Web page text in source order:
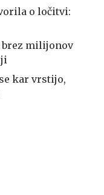
o ločitvi:
brez milijonov
kar vrstijo,